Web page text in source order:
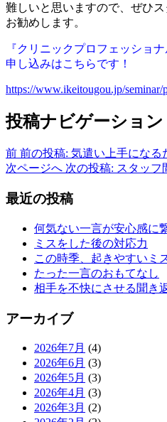
難しいと思いますので、ぜひ
お勧めします。
『クリニックプロフェッショ
申し込みはこちらです！
https://www.ikeitougou.jp/seminar/
投稿ナビゲーション
前 前の投稿: 気遣い上手になる
次ページへ 次の投稿: スタッフ
最近の投稿
何気ない一言が安心感に
ミスをした後の対応力
この時季、起きやすいミ
たった一言のおもてなし
相手を不快にさせる聞き
アーカイブ
2026年7月 (4)
2026年6月 (3)
2026年5月 (3)
2026年4月 (3)
2026年3月 (2)